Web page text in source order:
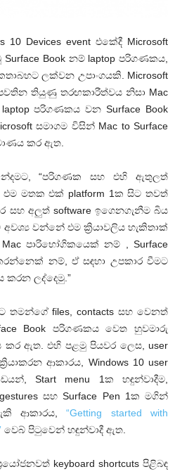
Devices event එකේදී Microsoft
Book නම් laptop පරිගණකය,
ලක්වන උපාංගයකි. Microsoft
තියුණු තරඟකාරීත්වය නිසා Mac
පරිගණකය වන Surface Book
සමාගම විසින් Mac to Surface
කර ඇත.
“පරිගණක සහ එහි ඇතුලත්
මතක එක් platform 1ක සිට තවත්
අලුත් software ඉගෙනගැනීම බිය
වන්නේ එම ක්‍රියාවලිය හැකිතාක්
පාරිභෝගිකයෙක් නම් , Surface
නම්, ඒ සඳහා උපකාර වීමට
කරන ලද්දෙමු.”
files, contacts සහ වෙනත්
Book පරිගණකය වෙත හුවමාරු
කර ඇත. එහි පළමු පියවර ලෙස, user
ආකාරය, Windows 10 user
Start menu 1ක හඳුන්වාදීම,
සහ Surface Pen 1ක මගින්
ආකාරය,“Getting started with
වෙබ් පිටුවෙන් හඳුන්වාදී ඇත.
keyboard shortcuts පිළිබඳ